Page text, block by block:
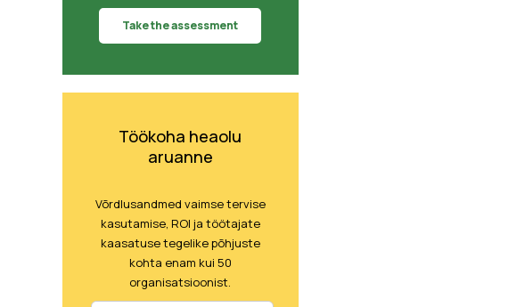
Take the assessment
Töökoha heaolu
aruanne
Võrdlusandmed vaimse tervise
kasutamise, ROI ja töötajate
kaasatuse tegelike põhjuste
kohta enam kui 50
organisatsioonist.